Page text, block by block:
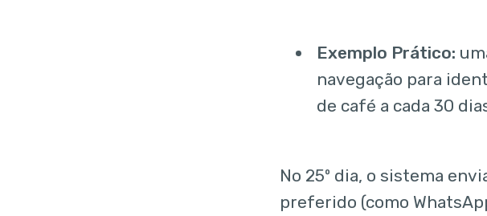
Exemplo Prático:
navegação para
de café a cada 30
No 25º dia, o sistema
preferido (como